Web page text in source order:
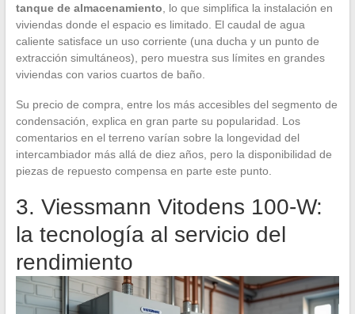
tanque de almacenamiento, lo que simplifica la instalación en
viviendas donde el espacio es limitado. El caudal de agua
caliente satisface un uso corriente (una ducha y un punto de
extracción simultáneos), pero muestra sus límites en grandes
viviendas con varios cuartos de baño.
Su precio de compra, entre los más accesibles del segmento de
condensación, explica en gran parte su popularidad. Los
comentarios en el terreno varían sobre la longevidad del
intercambiador más allá de diez años, pero la disponibilidad de
piezas de repuesto compensa en parte este punto.
3. Viessmann Vitodens 100-W:
la tecnología al servicio del
rendimiento